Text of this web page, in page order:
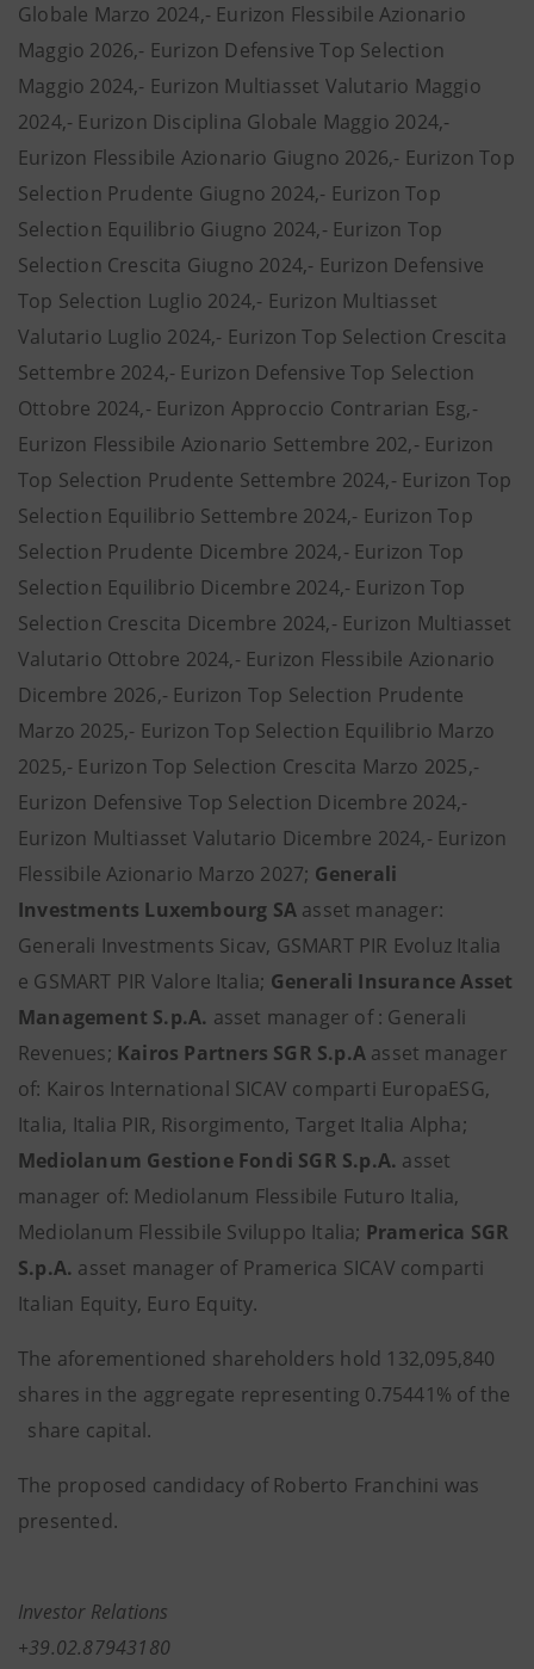
Globale Marzo 2024,- Eurizon Flessibile Azionario
Maggio 2026,- Eurizon Defensive Top Selection
Maggio 2024,- Eurizon Multiasset Valutario Maggio
2024,- Eurizon Disciplina Globale Maggio 2024,-
Eurizon Flessibile Azionario Giugno 2026,- Eurizon Top
Selection Prudente Giugno 2024,- Eurizon Top
Selection Equilibrio Giugno 2024,- Eurizon Top
Selection Crescita Giugno 2024,- Eurizon Defensive
Top Selection Luglio 2024,- Eurizon Multiasset
Valutario Luglio 2024,- Eurizon Top Selection Crescita
Settembre 2024,- Eurizon Defensive Top Selection
Ottobre 2024,- Eurizon Approccio Contrarian Esg,-
Eurizon Flessibile Azionario Settembre 202,- Eurizon
Top Selection Prudente Settembre 2024,- Eurizon Top
Selection Equilibrio Settembre 2024,- Eurizon Top
Selection Prudente Dicembre 2024,- Eurizon Top
Selection Equilibrio Dicembre 2024,- Eurizon Top
Selection Crescita Dicembre 2024,- Eurizon Multiasset
Valutario Ottobre 2024,- Eurizon Flessibile Azionario
Dicembre 2026,- Eurizon Top Selection Prudente
Marzo 2025,- Eurizon Top Selection Equilibrio Marzo
2025,- Eurizon Top Selection Crescita Marzo 2025,-
Eurizon Defensive Top Selection Dicembre 2024,-
Eurizon Multiasset Valutario Dicembre 2024,- Eurizon
Flessibile Azionario Marzo 2027; Generali
Investments Luxembourg SA asset manager:
Generali Investments Sicav, GSMART PIR Evoluz Italia
e GSMART PIR Valore Italia; Generali Insurance Asset
Management S.p.A. asset manager of : Generali
Revenues; Kairos Partners SGR S.p.A asset manager
of: Kairos International SICAV comparti EuropaESG,
Italia, Italia PIR, Risorgimento, Target Italia Alpha;
Mediolanum Gestione Fondi SGR S.p.A. asset
manager of: Mediolanum Flessibile Futuro Italia,
Mediolanum Flessibile Sviluppo Italia; Pramerica SGR
S.p.A. asset manager of Pramerica SICAV comparti
Italian Equity, Euro Equity.
The aforementioned shareholders hold 132,095,840
shares in the aggregate representing 0.75441% of the
share capital.
The proposed candidacy of Roberto Franchini was
presented.
Investor Relations
+39.02.87943180